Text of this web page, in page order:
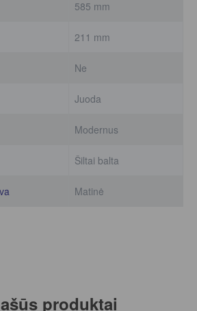
585 mm
211 mm
Ne
Juoda
Modernus
Šiltai balta
Matinė
produktai